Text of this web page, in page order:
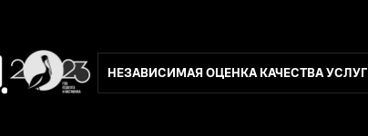
НЕЗАВИСИМАЯ ОЦЕНКА КАЧЕСТВА УСЛУГ